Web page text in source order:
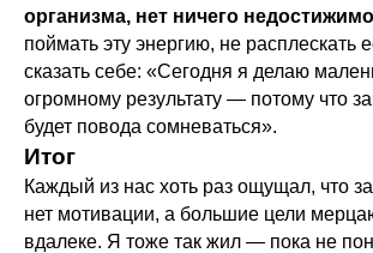
организма, нет ничего
поймать эту энергию, не расплескать
сказать себе: «Сегодня я делаю
огромному результату — потому что
будет повода сомневаться».
Итог
Каждый из нас хоть раз ощущал, что
нет мотивации, а большие цели
вдалеке. Я тоже так жил — пока не